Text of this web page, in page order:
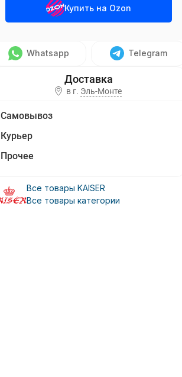
Купить на Ozon
Whatsapp Telegram
в г. Эль-Монте
Самовывоз
Курьер
Прочее
Все товары KAISER
Все товары категории